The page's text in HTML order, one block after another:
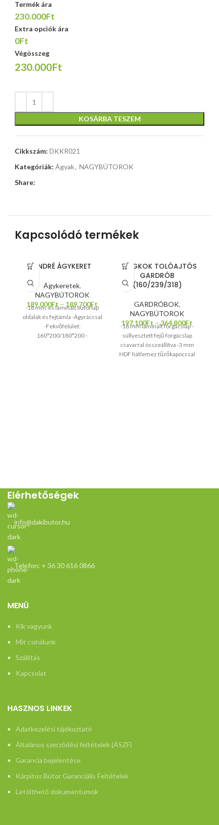
Termék ára
230.000Ft
Extra opciók ára
0Ft
Végösszeg
230.000Ft
KOSÁRBA TESZEM
Cikkszám: DKKR021
Kategóriák: Ágyak, NAGYBÚTOROK
Share:
Kapcsolódó termékek
ANDRÉ ÁGYKERET
Ágykeretek,
NAGYBÚTOROK
189.000Ft – 189.700Ft
-18 mm-es laminált bútorlap
oldalak és fejtámla -Ágyráccsal
-Fekvőfelület:
160*200/180*200 -
BANGKOK TOLÓAJTÓS
GARDRÓB
(160/239/318)
GARDRÓBOK,
NAGYBÚTOROK
197.100Ft – 364.800Ft
-18 mm laminált forgácslap -
süllyesztett fejű forgácslap
csavarral összeállítva -3 mm
HDF hátlemez tűzőkapoccsal
Elérhetőségek
info@dakibutor.hu
Telefon: + 36 30 616 0866
MENÜ
Kik vagyunk
Mit csinálunk
Szállítás
Kapcsolat
HASZNOS LINKEK
Adatkezelési tájékoztató
Általános szerződési feltételek (ÁSZF)
Garancia bejelentése
Kárpitos Bútor Garanciális Feltételek
Letölthető dokumentumok